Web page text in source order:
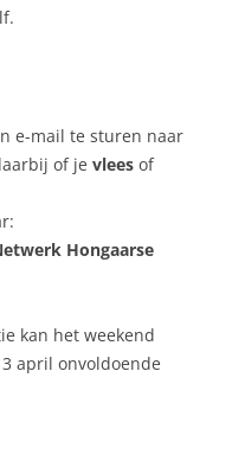
e-mail te sturen naar
of je vlees of
Hongaarse
kan het weekend
april onvoldoende